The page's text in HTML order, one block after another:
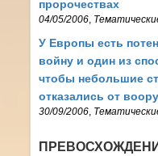
пророчествах
04/05/2006
У Европы есть
войну и один из
чтобы небольшие
отказались от
30/09/2006